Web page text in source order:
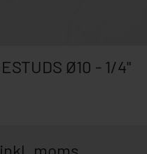
Ø10 - 1/4"